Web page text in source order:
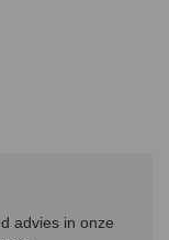
voor het
kan je de
via de
advies in onze